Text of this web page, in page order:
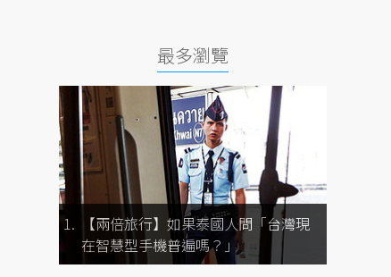
最多瀏覽
【兩倍旅行】如果泰國人問「台灣現
在智慧型手機普遍嗎？」